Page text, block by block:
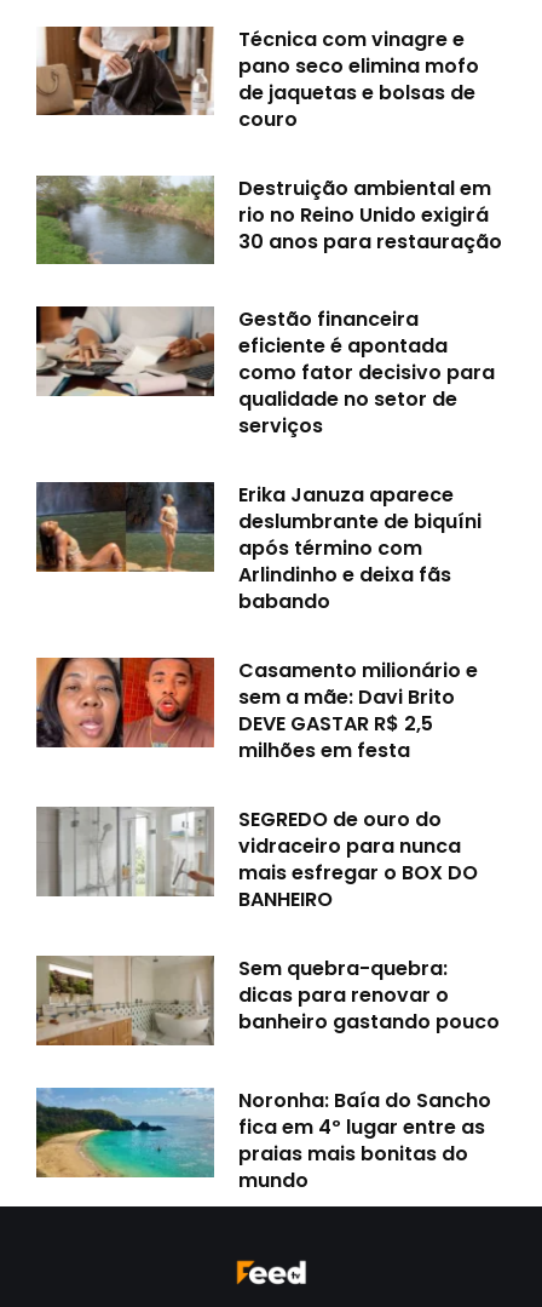
Técnica com vinagre e
pano seco elimina mofo
de jaquetas e bolsas de
couro
Destruição ambiental em
rio no Reino Unido exigirá
30 anos para restauração
Gestão financeira
eficiente é apontada
como fator decisivo para
qualidade no setor de
serviços
Erika Januza aparece
deslumbrante de biquíni
após término com
Arlindinho e deixa fãs
babando
Casamento milionário e
sem a mãe: Davi Brito
DEVE GASTAR R$ 2,5
milhões em festa
SEGREDO de ouro do
vidraceiro para nunca
mais esfregar o BOX DO
BANHEIRO
Sem quebra-quebra:
dicas para renovar o
banheiro gastando pouco
Noronha: Baía do Sancho
fica em 4º lugar entre as
praias mais bonitas do
mundo